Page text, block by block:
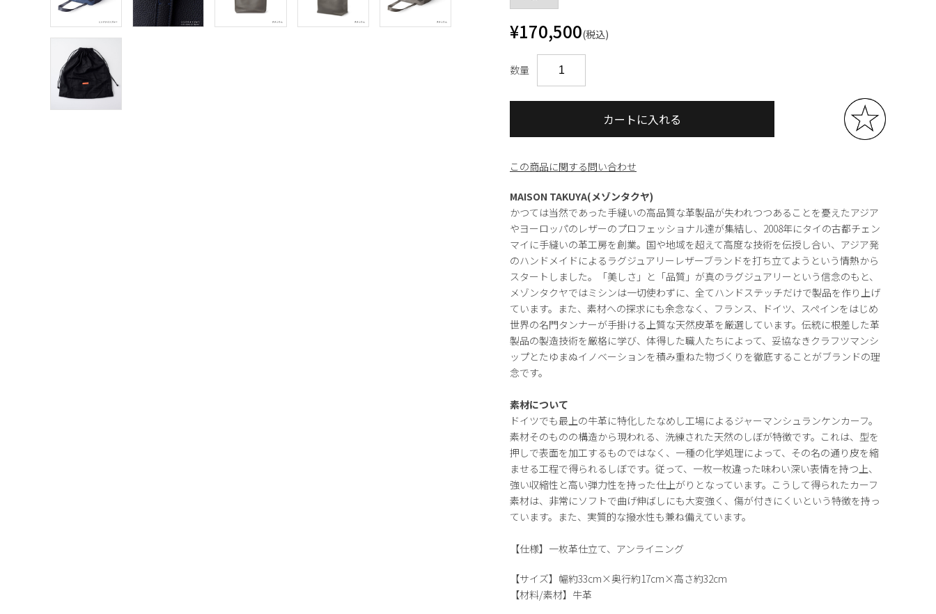
¥170,500(税込)
数量
カートに入れる
この商品に関する問い合わせ
MAISON TAKUYA(メゾンタクヤ)
かつては当然であった手縫いの高品質な革製品が失われつつあることを憂えたアジア
やヨーロッパのレザーのプロフェッショナル達が集結し、2008年にタイの古都チェン
マイに手縫いの革工房を創業。国や地域を超えて高度な技術を伝授し合い、アジア発
のハンドメイドによるラグジュアリーレザーブランドを打ち立てようという情熱から
スタートしました。「美しさ」と「品質」が真のラグジュアリーという信念のもと、
メゾンタクヤではミシンは一切使わずに、全てハンドステッチだけで製品を作り上げ
ています。また、素材への探求にも余念なく、フランス、ドイツ、スペインをはじめ
世界の名門タンナーが手掛ける上質な天然皮革を厳選しています。伝統に根差した革
製品の製造技術を厳格に学び、体得した職人たちによって、妥協なきクラフツマンシ
ップとたゆまぬイノベーションを積み重ねた物づくりを徹底することがブランドの理
念です。
素材について
ドイツでも最上の牛革に特化したなめし工場によるジャーマンシュランケンカーフ。
素材そのものの構造から現われる、洗練された天然のしぼが特徴です。これは、型を
押しで表面を加工するものではなく、一種の化学処理によって、その名の通り皮を縮
ませる工程で得られるしぼです。従って、一枚一枚違った味わい深い表情を持つ上、
強い収縮性と高い弾力性を持った仕上がりとなっています。こうして得られたカーフ
素材は、非常にソフトで曲げ伸ばしにも大変強く、傷が付きにくいという特徴を持っ
ています。また、実質的な撥水性も兼ね備えています。
【仕様】一枚革仕立て、アンライニング
【サイズ】 幅約33cm×奥行約17cm×高さ約32cm
【材料/素材】 牛革